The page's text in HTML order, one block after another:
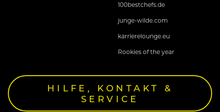
100bestchefs.de
junge-wilde.com
karrierelounge.eu
Rookies of the year
HILFE, KONTAKT &
SERVICE